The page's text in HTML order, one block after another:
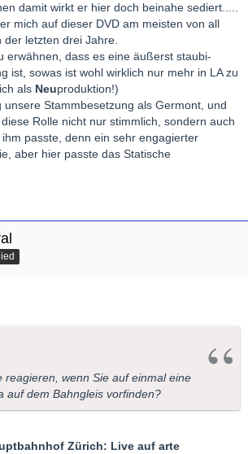
Decca, zudem ist der vorzügliche
Sammlung unterrepräsentiert),dann jene
sie im roten Leinenschuber auf LP) unter
Scotto/Raimondi), und nicht zuletzt jene
immer schon haben wollte, mir aber nicht
zuviel anderes lockte damals, der Markt
Bei Villanzon war doch einiges schon
schauspielerisch ein wenig hyperaktiv
mein persönlicher Eindruck
als sein Alter mich erwarten liess, der
70 Jahre alt ! Und natürlich hat die
gelitten, vor allen Dingen was die
betrifft- fast Trotzdem war sein Auftritt
Qualitäten und seinen sehr
und eine gewisse kammermusikalische
Duetten und Terzetten durchaus sehr
Rolle des Vater Germont oft für
müssen. Vor zwei Jahren haben ich mal
dieser Rolle erlebt, das war wirkllich
das Orchester unter Conlon hat mir sehr
damit wirkt er hier doch beinahe sediert.....
mich auf dieser DVD am meisten von all
der letzten drei Jahre.
erwähnen, dass es eine äußerst staubi-
ist, sowas ist wohl wirklich nur mehr in LA zu
als Neuproduktion!)
unsere Stammbesetzung als Germont, und
Rolle nicht nur stimmlich, sondern auch
passte, denn ein sehr engagierter
aber hier passte das Statische
reagieren, wenn Sie auf einmal eine
auf dem Bahngleis vorfinden?
Zürich: Live auf arte